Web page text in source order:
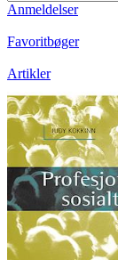
Anmeldelser
Favoritbøger
Artikler